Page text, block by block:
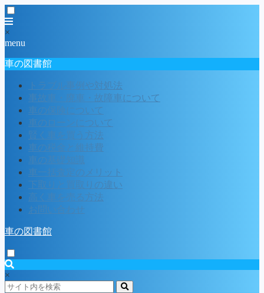
×
menu
車の図書館
トラブル事例や対処法
事故車・廃車・故障車について
車の保険について
車のローンについて
賢く車を買う方法
車の税金と維持費
車の基礎知識
車一括査定のメリット
下取りと買取りの違い
高く車を売る方法
お問い合わせ
車の図書館
×